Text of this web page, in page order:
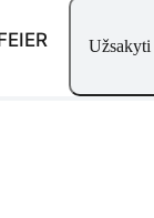
Užsakyti